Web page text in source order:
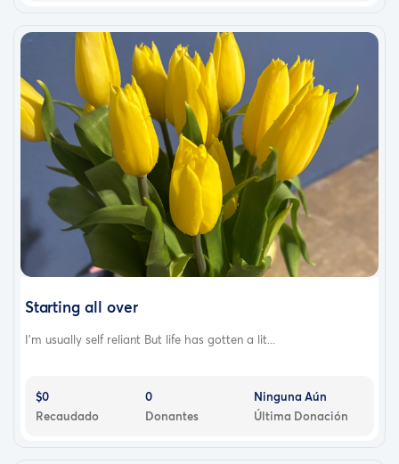
Starting all over
I’m usually self reliant But life has gotten a lit...
$0
Recaudado
0
Donantes
Ninguna Aún
Última Donación